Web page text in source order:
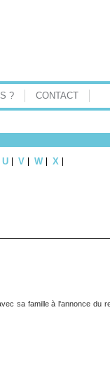
? CONTACT
U V W X
sa famille à l'annonce du